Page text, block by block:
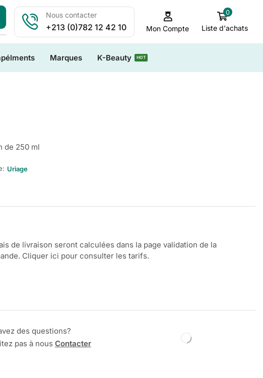
Nous contacter
+213 (0)782 12 42 10 Mon Compte
0
Liste d'achats
Marques K-Beauty HOT
de 250 ml
Uriage
de livraison seront calculées dans la page validation de la
Cliquer ici pour consulter les tarifs.
des questions?
pas à nous Contacter